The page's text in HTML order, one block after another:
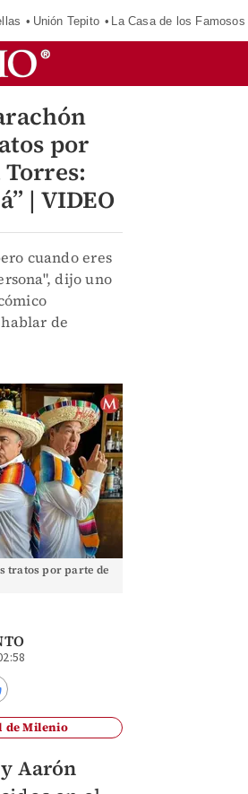
Unión Tepito La Casa de los Famosos
por
| VIDEO
cuando eres
dijo uno
de
tratos por parte de
de Milenio
Aarón